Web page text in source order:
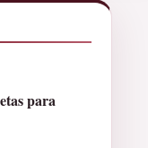
para